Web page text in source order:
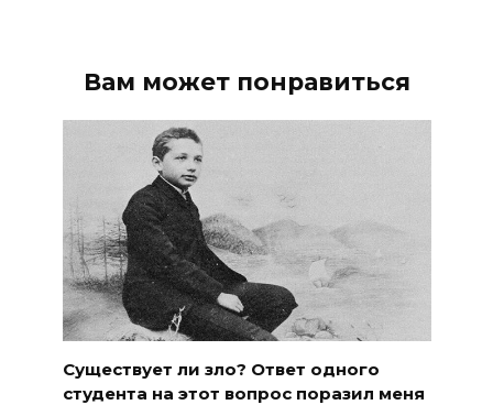
Вам может понравиться
Существует ли зло? Ответ одного
студента на этот вопрос поразил меня